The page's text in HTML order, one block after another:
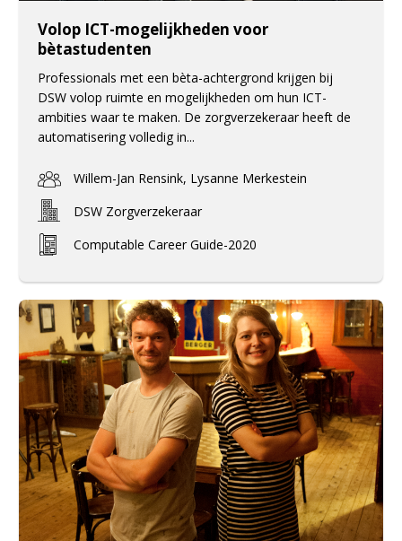
Volop ICT-mogelijkheden voor
bètastudenten
Professionals met een bèta-achtergrond krijgen bij
DSW volop ruimte en mogelijkheden om hun ICT-
ambities waar te maken. De zorgverzekeraar heeft de
automatisering volledig in...
Willem-Jan Rensink, Lysanne Merkestein
DSW Zorgverzekeraar
Computable Career Guide-2020